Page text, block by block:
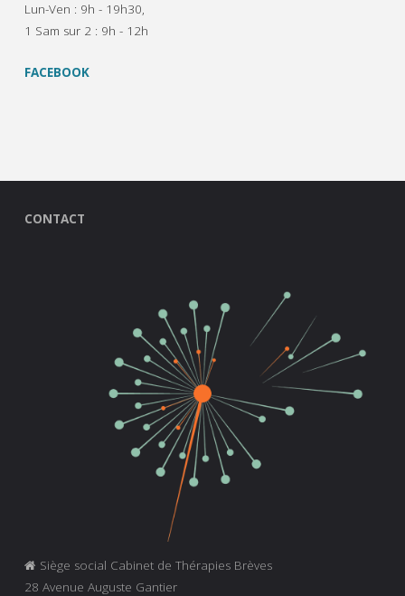
Lun-Ven : 9h - 19h30,
1 Sam sur 2 : 9h - 12h
FACEBOOK
CONTACT
Siège social Cabinet de Thérapies Brèves
28 Avenue Auguste Gantier